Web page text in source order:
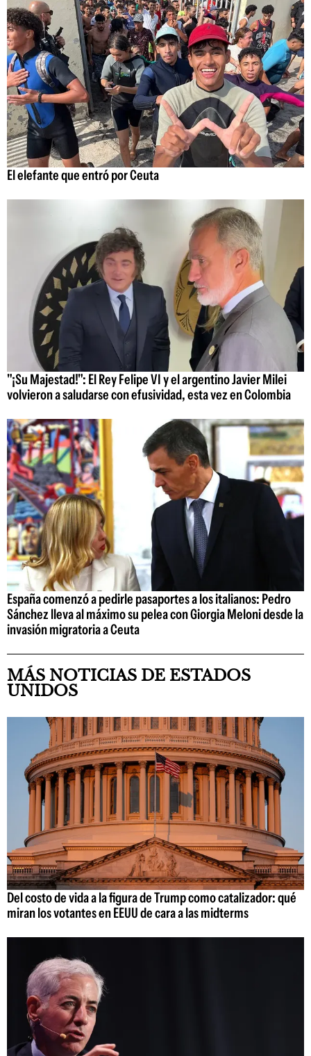
El elefante que entró por Ceuta
"¡Su Majestad!": El Rey Felipe VI y el argentino Javier Milei
volvieron a saludarse con efusividad, esta vez en Colombia
España comenzó a pedirle pasaportes a los italianos: Pedro
Sánchez lleva al máximo su pelea con Giorgia Meloni desde la
invasión migratoria a Ceuta
MÁS NOTICIAS DE ESTADOS
UNIDOS
Del costo de vida a la figura de Trump como catalizador: qué
miran los votantes en EEUU de cara a las midterms